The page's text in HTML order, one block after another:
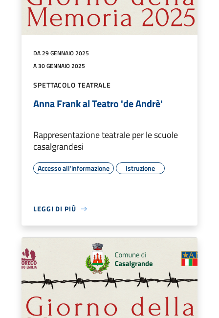
DA 29 GENNAIO 2025
A 30 GENNAIO 2025
SPETTACOLO TEATRALE
Anna Frank al Teatro 'de Andrè'
Rappresentazione teatrale per le scuole
casalgrandesi
Accesso all'informazione Istruzione
LEGGI DI PIÙ